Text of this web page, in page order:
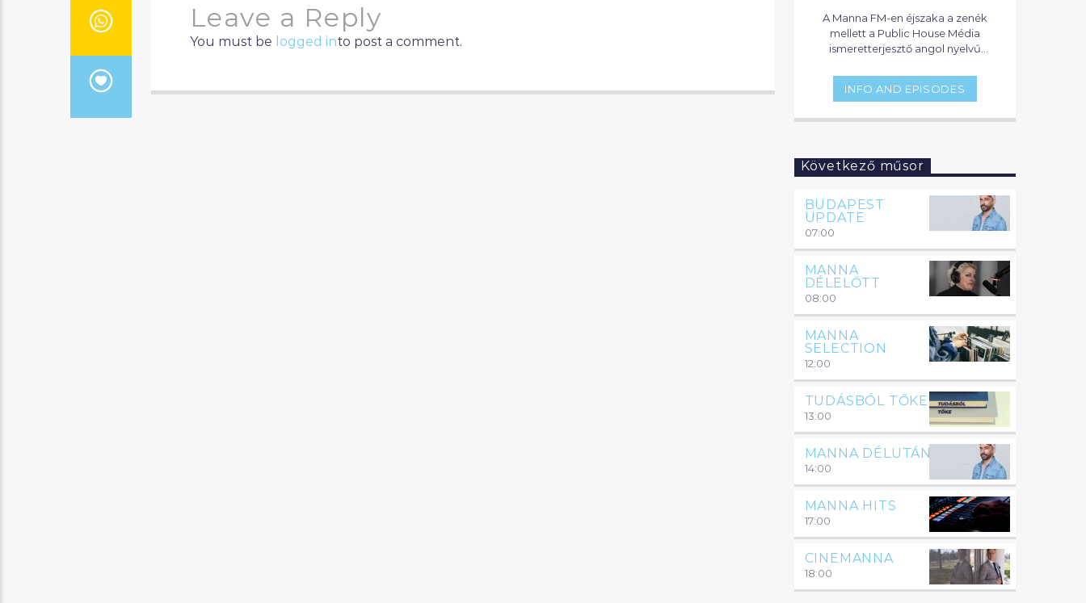
Leave a Reply
You must be logged into post a comment.
A Manna FM-en éjszaka a zenék
mellett a Public House Média
ismeretterjesztő angol nyelvű
válogatás a Reggeli Manna
legszórakoztatóbb pillanataiból.
INFO AND EPISODES
Következő műsor
BUDAPEST
UPDATE
07:00
MANNA
DÉLELŐTT
08:00
MANNA
SELECTION
12:00
TUDÁSBÓL TŐKE
13:00
MANNA DÉLUTÁN
14:00
MANNA HITS
17:00
CINEMANNA
18:00